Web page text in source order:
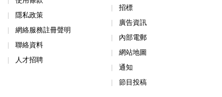
隱私政策
網絡服務註冊聲明
聯絡資料
人才招聘
招標
廣告資訊
內部電郵
網站地圖
通知
節目投稿